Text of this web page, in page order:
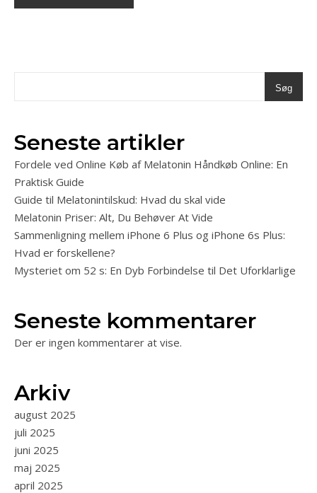
Søg
Seneste artikler
Fordele ved Online Køb af Melatonin Håndkøb Online: En
Praktisk Guide
Guide til Melatonintilskud: Hvad du skal vide
Melatonin Priser: Alt, Du Behøver At Vide
Sammenligning mellem iPhone 6 Plus og iPhone 6s Plus:
Hvad er forskellene?
Mysteriet om 52 s: En Dyb Forbindelse til Det Uforklarlige
Seneste kommentarer
Der er ingen kommentarer at vise.
Arkiv
august 2025
juli 2025
juni 2025
maj 2025
april 2025